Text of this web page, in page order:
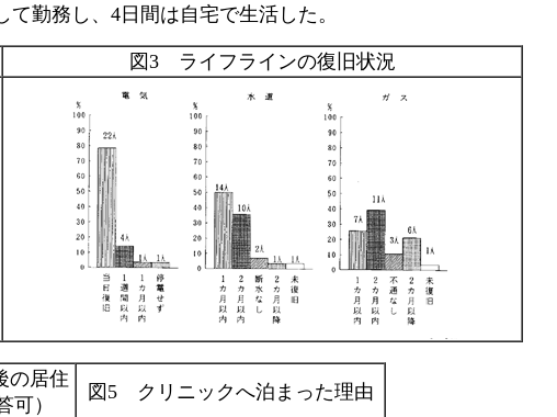
勤務し、4日間は自宅で生活した。
図3 ライフラインの復旧状況
の居住
可）
図5 クリニックへ泊まった理由